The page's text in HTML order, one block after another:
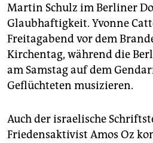
Martin Schulz im Berliner
Glaubhaftigkeit. Yvonne
Freitagabend vor dem
Kirchentag, während die
am Samstag auf dem
Geflüchteten musizieren.
Auch der israelische
Friedensaktivist Amos Oz